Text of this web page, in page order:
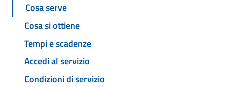
Cosa serve
Cosa si ottiene
Tempi e scadenze
Accedi al servizio
Condizioni di servizio